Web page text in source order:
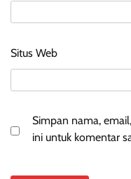
Situs Web
Simpan nama,
ini untuk komentar